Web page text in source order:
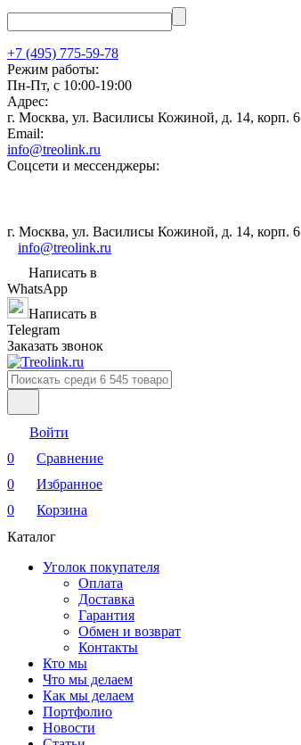
+7 (495) 775-59-78
Режим работы:
Пн-Пт, с 10:00-19:00
Адрес:
г. Москва, ул. Василисы Кожиной, д. 14, корп. 6
Email:
info@treolink.ru
Соцсети и мессенджеры:
г. Москва, ул. Василисы Кожиной, д. 14, корп. 6
info@treolink.ru
Написать в
WhatsApp
Написать в
Telegram
Заказать звонок
Войти
0
Сравнение
0
Избранное
0
Корзина
Каталог
Уголок покупателя
Оплата
Доставка
Гарантия
Обмен и возврат
Контакты
Кто мы
Что мы делаем
Как мы делаем
Портфолио
Новости